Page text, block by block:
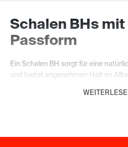
Schalen BHs
Passform
Ein Schalen BH sorgt für eine
und bietet angenehmen Halt im
Oberteilen und Kleidern harmonisch